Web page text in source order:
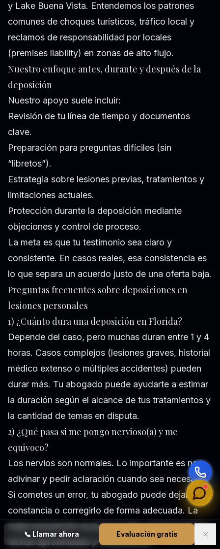
📞 Llamar ahora Evaluación gratis ✕
y Lake Buena Vista. Entendemos los patrones
comunes de choques turísticos, tráfico local y
reclamos de responsabilidad por locales
(premises liability) en zonas de alto flujo.
Nuestro enfoque antes, durante y después de la
deposición
Nuestro apoyo suele incluir:
Revisión de tu línea de tiempo y documentos
clave.
Preparación para preguntas difíciles (sin
“libretos”).
Estrategia sobre lesiones previas, tratamientos y
limitaciones actuales.
Protección durante la deposición mediante
objeciones y control de proceso.
La meta es que tu testimonio sea claro y
consistente. En casos reales, esa consistencia es
lo que separa un acuerdo justo de una oferta baja.
Preguntas frecuentes sobre deposiciones en
lesiones personales
1) ¿Cuánto dura una deposición en Florida?
Depende del caso, pero muchas duran entre 1 y 4
horas. Casos complejos (lesiones graves, historial
médico extenso o múltiples accidentes) pueden
durar más. Tu abogado puede ayudarte a estimar
la duración según el alcance de tus tratamientos y
la cantidad de temas en disputa.
2) ¿Qué pasa si me pongo nervioso(a) y me
equivoco?
Los nervios son normales. Lo importante es no
adivinar y pedir aclaración cuando sea necesario.
Si cometes un error, tu abogado puede dejar
constancia o corregirlo de forma adecuada. La
mejor prevención es preparación: repasar hechos,
fechas aproximadas y tratamientos.